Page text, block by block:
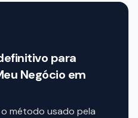
para
Negócio em
método usado pela